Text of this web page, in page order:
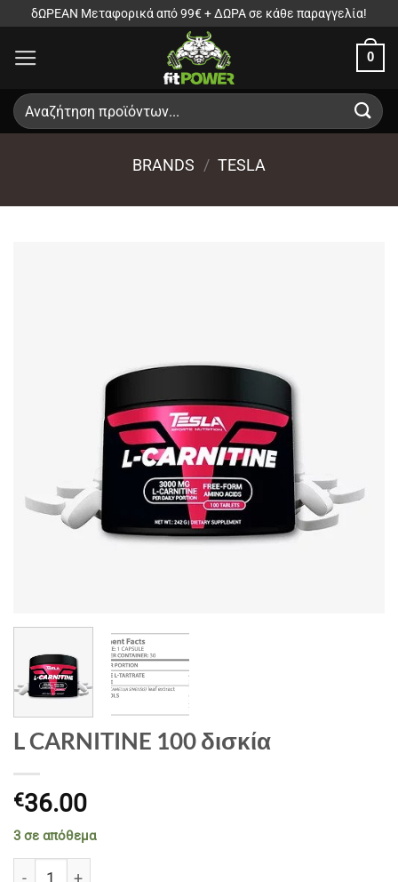
Μετάβαση
περιεχόμενο
δΩΡΕΑΝ Μεταφορικά από 99€ + ΔΩΡΑ σε κάθε παραγγελία!
0
Αναζήτηση
για:
BRANDS / TESLA
L CARNITINE 100 δισκία
€36.00
3 σε απόθεμα